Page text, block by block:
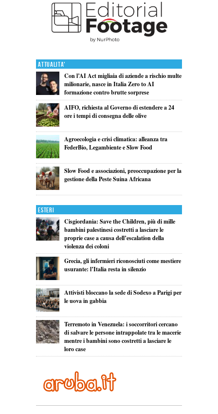
Attualita'
Con l’AI Act migliaia di aziende a rischio multe
milionarie, nasce in Italia Zero to AI
formazione contro brutte sorprese
AIFO, richiesta al Governo di estendere a 24
ore i tempi di consegna delle olive
Agroecologia e crisi climatica: alleanza tra
FederBio, Legambiente e Slow Food
Slow Food e associazioni, preoccupazione per la
gestione della Peste Suina Africana
Esteri
Cisgiordania: Save the Children, più di mille
bambini palestinesi costretti a lasciare le
proprie case a causa dell’escalation della
violenza dei coloni
Grecia, gli infermieri riconosciuti come mestiere
usurante: l’Italia resta in silenzio
Attivisti bloccano la sede di Sodexo a Parigi per
le uova in gabbia
Terremoto in Venezuela: i soccorritori cercano
di salvare le persone intrappolate tra le macerie
mentre i bambini sono costretti a lasciare le
loro case